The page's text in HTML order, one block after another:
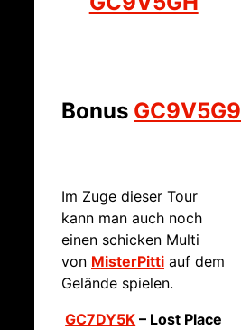
Bonus GC9V5G9
Im Zuge dieser Tour
kann man auch noch
einen schicken Multi
von MisterPitti auf dem
Gelände spielen.
GC7DY5K – Lost Place